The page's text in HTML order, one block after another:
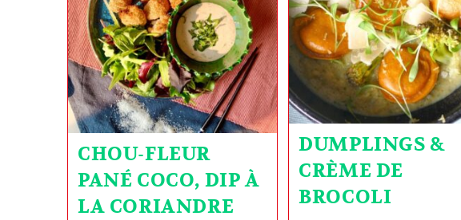
DUMPLINGS &
CRÈME DE
BROCOLI
CHOU-FLEUR
PANÉ COCO, DIP À
LA CORIANDRE